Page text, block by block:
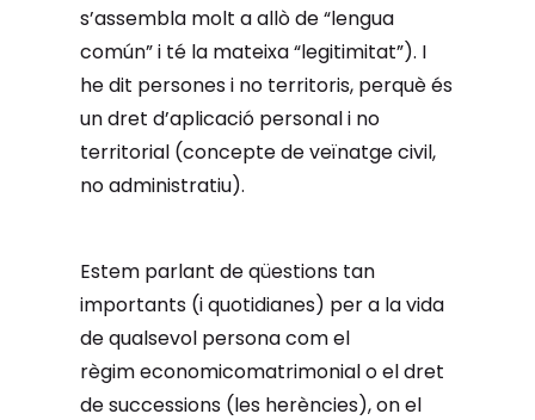
s’assembla molt a allò de “lengua
común” i té la mateixa “legitimitat”). I
he dit persones i no territoris, perquè és
un dret d’aplicació personal i no
territorial (concepte de veïnatge civil,
no administratiu).
Estem parlant de qüestions tan
importants (i quotidianes) per a la vida
de qualsevol persona com el
règim economicomatrimonial o el dret
de successions (les herències), on el